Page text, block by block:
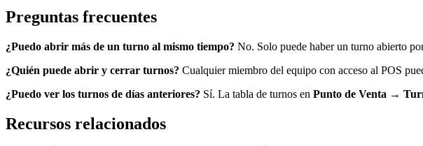
Preguntas frecuentes
¿Puedo abrir más de un turno al mismo tiempo? No. Solo puede haber un turno abierto
¿Quién puede abrir y cerrar turnos? Cualquier miembro del equipo con acceso al POS
¿Puedo ver los turnos de días anteriores? Sí. La tabla de turnos en Punto de Venta →
Recursos relacionados